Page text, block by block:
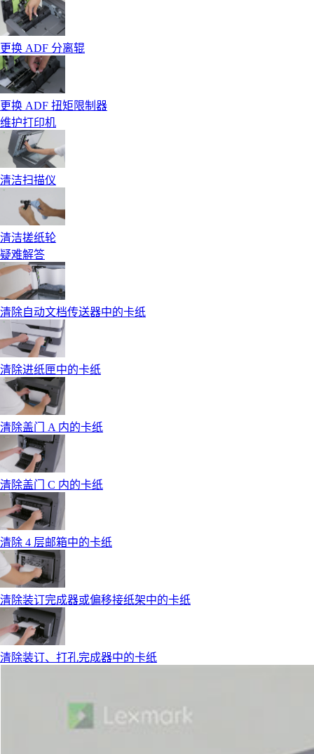
更换 ADF 分离辊
更换 ADF 扭矩限制器
维护打印机
清洁扫描仪
清洁搓纸轮
疑难解答
清除自动文档传送器中的卡纸
清除进纸匣中的卡纸
清除盖门 A 内的卡纸
清除盖门 C 内的卡纸
清除 4 层邮箱中的卡纸
清除装订完成器或偏移接纸架中的卡纸
清除装订、打孔完成器中的卡纸